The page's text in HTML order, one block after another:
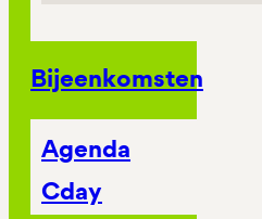
Bijeenkomsten
Agenda
Cday